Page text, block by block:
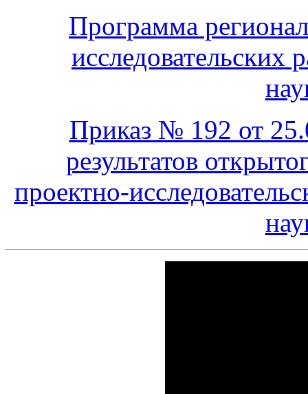
Программа
исследовательских
Приказ № 192 от
результатов
проектно-